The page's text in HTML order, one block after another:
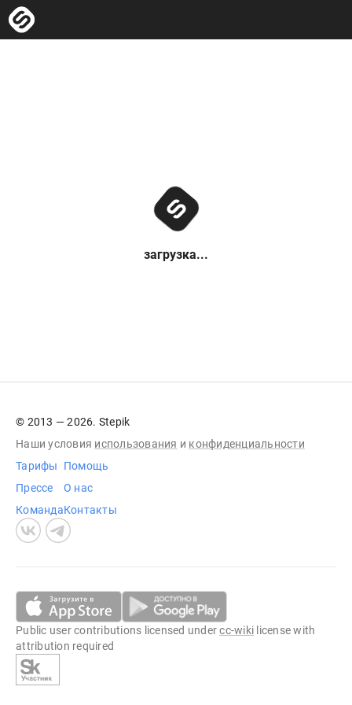
загрузка...
© 2013 — 2026. Stepik
Наши условия использования и конфиденциальности
Тарифы
Прессе
Команда
Помощь
О нас
Контакты
Public user contributions licensed undercc-wiki license with
attribution required